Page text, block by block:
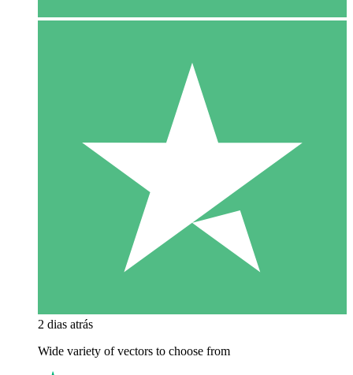
2 dias atrás
Wide variety of vectors to choose from